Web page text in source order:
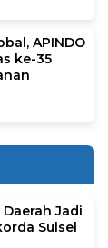
APINDO
ke-35
Jadi
Sulsel